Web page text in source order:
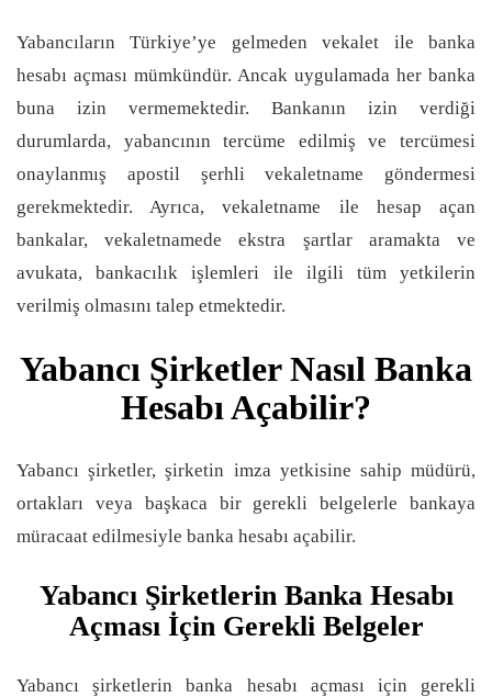
Yabancıların Türkiye’ye gelmeden vekalet ile banka
hesabı açması mümkündür. Ancak uygulamada her banka
buna izin vermemektedir. Bankanın izin verdiği
durumlarda, yabancının tercüme edilmiş ve tercümesi
onaylanmış apostil şerhli vekaletname göndermesi
gerekmektedir. Ayrıca, vekaletname ile hesap açan
bankalar, vekaletnamede ekstra şartlar aramakta ve
avukata, bankacılık işlemleri ile ilgili tüm yetkilerin
verilmiş olmasını talep etmektedir.
Yabancı Şirketler Nasıl Banka
Hesabı Açabilir?
Yabancı şirketler, şirketin imza yetkisine sahip müdürü,
ortakları veya başkaca bir gerekli belgelerle bankaya
müracaat edilmesiyle banka hesabı açabilir.
Yabancı Şirketlerin Banka Hesabı
Açması İçin Gerekli Belgeler
Yabancı şirketlerin banka hesabı açması için gerekli